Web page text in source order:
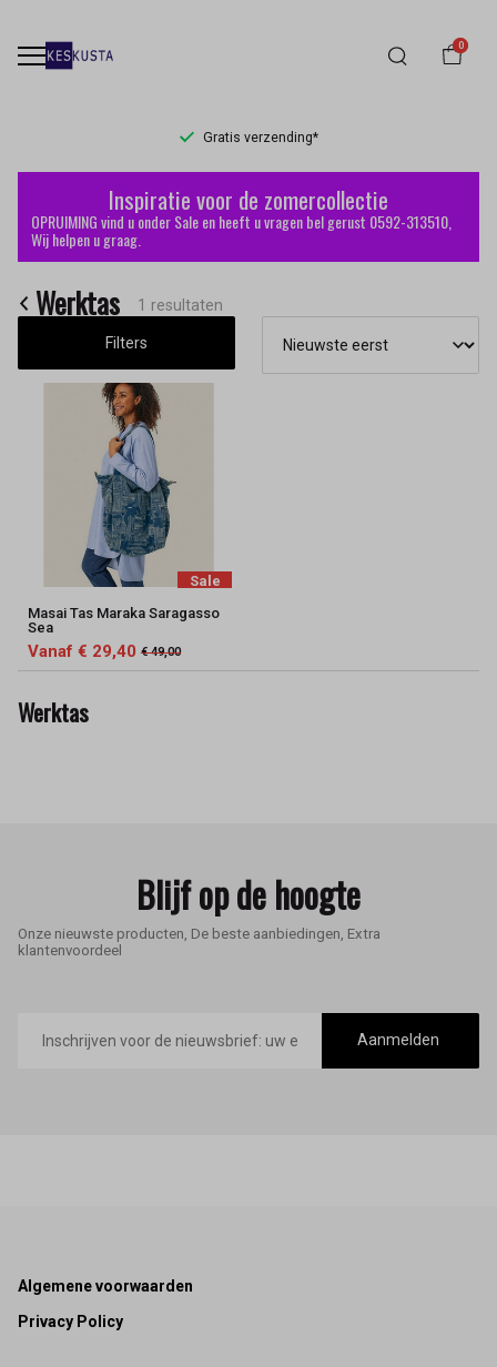
0
Gratis verzending*
Werktas
Keskusta
Inspiratie voor de zomercollectie
OPRUIMING vind u onder Sale en heeft u vragen bel gerust 0592-313510,
Wij helpen u graag.
Werktas 1 resultaten
Filters
Sale
Masai Tas Maraka Saragasso
Sea
Vanaf € 29,40 € 49,00
Werktas
Blijf op de hoogte
Onze nieuwste producten, De beste aanbiedingen, Extra
klantenvoordeel
mailadres
Aanmelden
Footer
Algemene voorwaarden
Privacy Policy